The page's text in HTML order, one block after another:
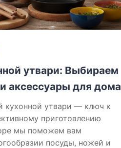
утвари: Выбираем
аксессуары для дома
кухонной утвари — ключ к
приготовлению
мы поможем вам
посуды, ножей и